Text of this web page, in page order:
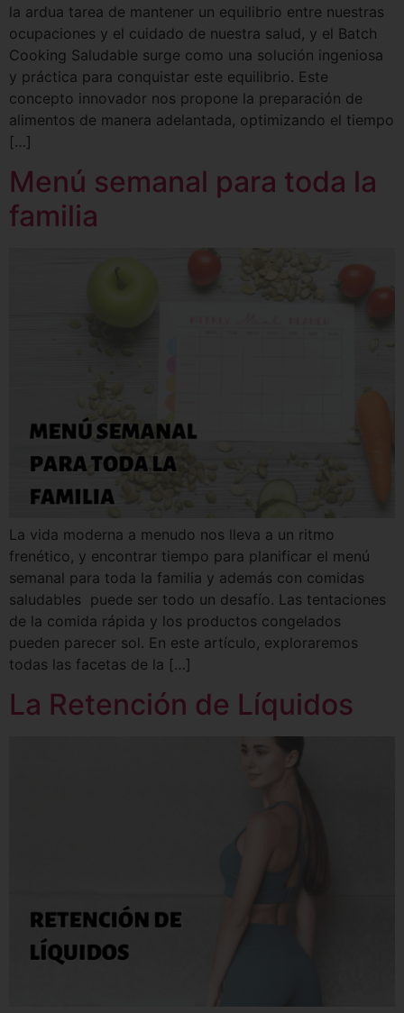
la ardua tarea de mantener un equilibrio entre nuestras
ocupaciones y el cuidado de nuestra salud, y el Batch
Cooking Saludable surge como una solución ingeniosa
y práctica para conquistar este equilibrio. Este
concepto innovador nos propone la preparación de
alimentos de manera adelantada, optimizando el tiempo
[…]
Menú semanal para toda la
familia
La vida moderna a menudo nos lleva a un ritmo
frenético, y encontrar tiempo para planificar el menú
semanal para toda la familia y además con comidas
saludables puede ser todo un desafío. Las tentaciones
de la comida rápida y los productos congelados
pueden parecer sol. En este artículo, exploraremos
todas las facetas de la […]
La Retención de Líquidos